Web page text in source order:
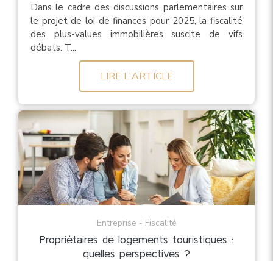
Dans le cadre des discussions parlementaires sur
le projet de loi de finances pour 2025, la fiscalité
des plus-values immobilières suscite de vifs
débats. T...
LIRE L'ARTICLE
Entreprise - Fiscalité
Propriétaires de logements touristiques :
quelles perspectives ?